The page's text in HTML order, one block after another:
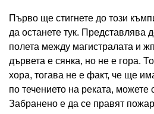
Първо ще стигнете до този
да останете тук. Представлява
полета между магистралата и
дървета е сянка, но не е гора.
хора, тогава не е факт, че ще
по течението на реката, можете
Забранено е да се правят